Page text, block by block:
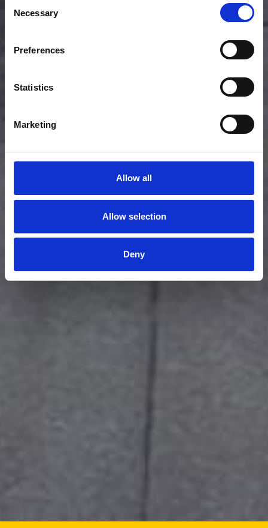
Selection
Necessary
Preferences
Statistics
Marketing
Allow all
Allow selection
Deny